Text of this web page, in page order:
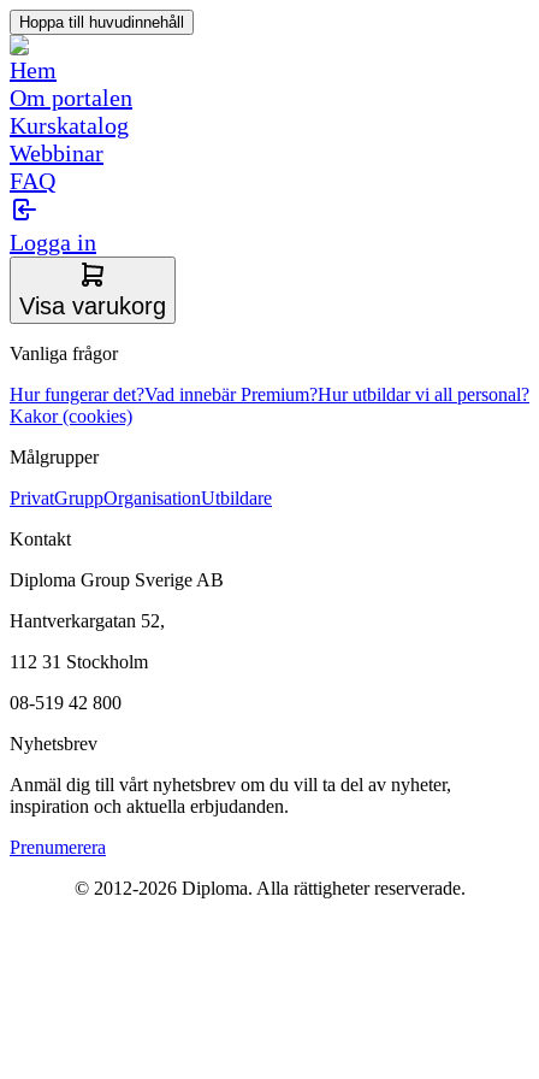
Hoppa till huvudinnehåll
Hem
Om portalen
Kurskatalog
Webbinar
FAQ
Logga in
Visa varukorg
Vanliga frågor
Hur fungerar det?Vad innebär Premium?Hur utbildar vi all personal?
Kakor (cookies)
Målgrupper
PrivatGruppOrganisationUtbildare
Kontakt
Diploma Group Sverige AB
Hantverkargatan 52,
112 31 Stockholm
08-519 42 800
Nyhetsbrev
Anmäl dig till vårt nyhetsbrev om du vill ta del av nyheter,
inspiration och aktuella erbjudanden.
Prenumerera
© 2012-2026 Diploma. Alla rättigheter reserverade.